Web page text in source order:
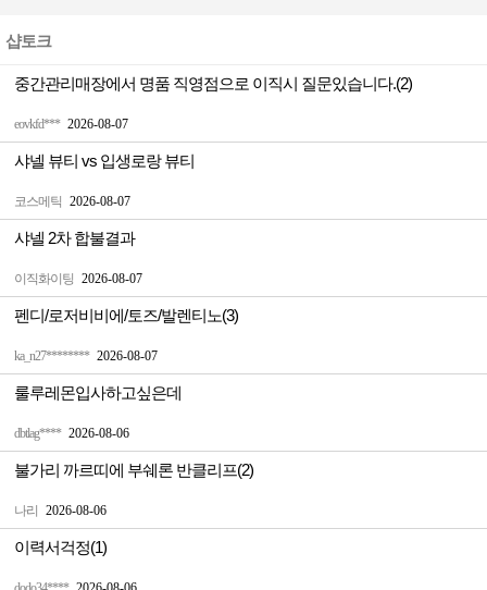
샵토크
eovkfd*** 2026-08-07
중간관리매장에서 명품 직영점으로 이직시 질문있습니다.(2)
코스메틱 2026-08-07
샤넬 뷰티 vs 입생로랑 뷰티
이직화이팅 2026-08-07
샤넬 2차 합불결과
ka_n27******** 2026-08-07
펜디/로저비비에/토즈/발렌티노(3)
dbtlag**** 2026-08-06
룰루레몬입사하고싶은데
나리 2026-08-06
불가리 까르띠에 부쉐론 반클리프(2)
이력서걱정(1)